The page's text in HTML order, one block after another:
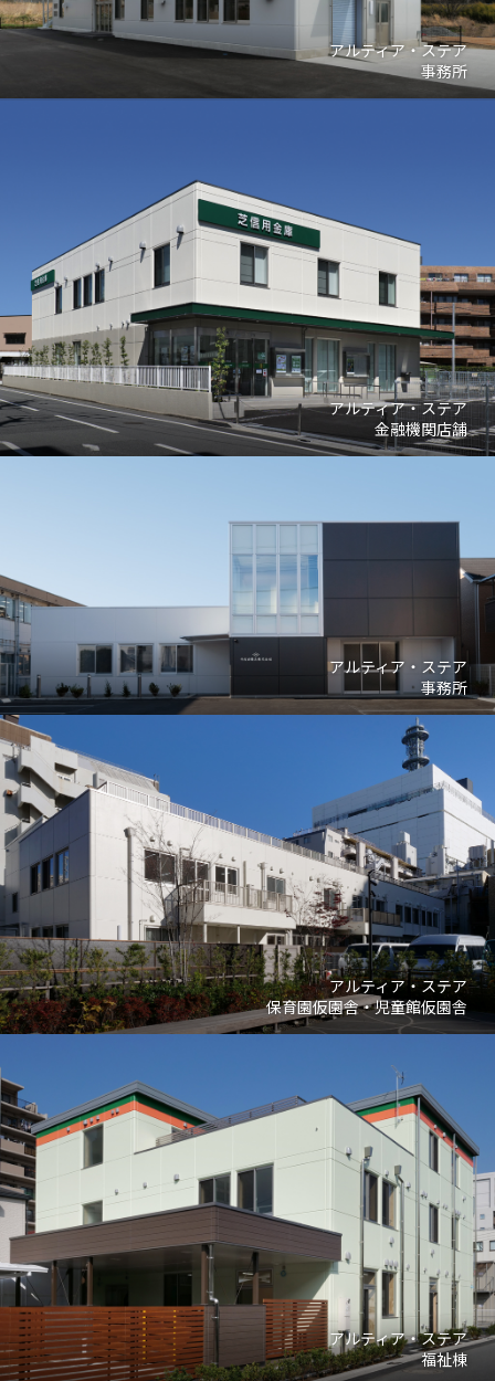
アルティア・ステア
事務所
アルティア・ステア
金融機関店舗
アルティア・ステア
事務所
アルティア・ステア
保育園仮園舎・児童館仮園舎
アルティア・ステア
福祉棟